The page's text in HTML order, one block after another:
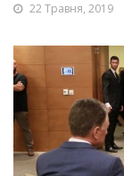
22 Травня, 2019